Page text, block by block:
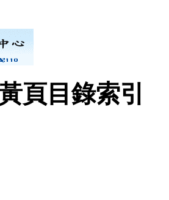
頁目錄索引